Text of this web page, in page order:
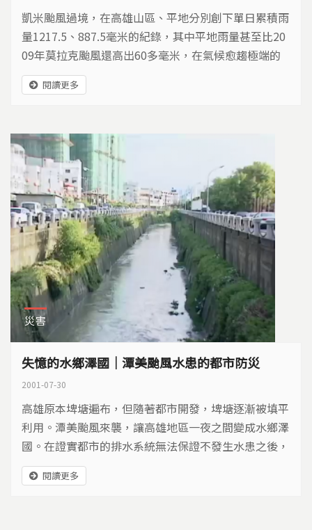
凱米颱風過境，在高雄山區、平地分別創下單日累積雨
量1217.5、887.5毫米的紀錄，其中平地雨量甚至比20
09年莫拉克颱風還高出60多毫米，在氣候愈趨極端的
趨勢下，該如何思考減災、調適的方案呢？
閱讀更多
災害
失憶的水鄉澤國｜潭美颱風水患的都市防災
2001-07-30
高雄原本埤塘遍布，但隨著都市開發，埤塘逐漸被填平
利用。潭美颱風來襲，讓高雄地區一夜之間變成水鄉澤
國。在證實都市的排水系統無法保證不發生水患之後，
重新思考過去的治水防洪觀念，恢復埤塘的滯洪功能，
減低水患災害，將是未來思考的方向...
閱讀更多